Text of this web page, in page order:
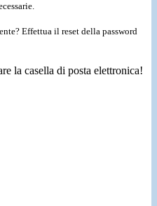
Effettua il reset della password
la casella di posta elettronica!